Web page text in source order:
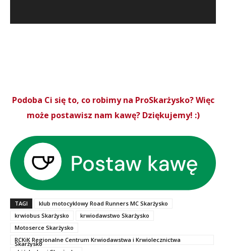
Podoba Ci się to, co robimy na ProSkarżysko? Więc
może postawisz nam kawę? Dziękujemy! :)
TAGI
klub motocyklowy Road Runners MC Skarżysko
krwiobus Skarżysko
krwiodawstwo Skarżysko
Motoserce Skarżysko
RCKiK Regionalne Centrum Krwiodawstwa i Krwiolecznictwa
Skarżysko